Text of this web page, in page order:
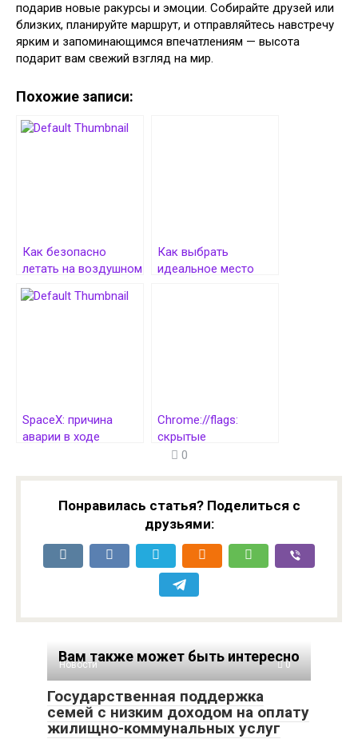
подарив новые ракурсы и эмоции. Собирайте друзей или
близких, планируйте маршрут, и отправляйтесь навстречу
ярким и запоминающимся впечатлениям — высота
подарит вам свежий взгляд на мир.
Похожие записи:
Как безопасно
летать на воздушном
шаре: советы
начинающим и
Как выбрать
идеальное место
SpaceX: причина
аварии в ходе
Chrome://flags:
скрытые
возможности и
0
Понравилась статья? Поделиться с
друзьями:
Вам также может быть интересно
Новости 0
Государственная поддержка
семей с низким доходом на оплату
жилищно-коммунальных услуг